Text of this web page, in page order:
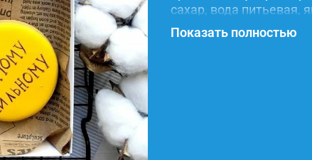
сахар, вода питьевая,
красители.
Показать полностью